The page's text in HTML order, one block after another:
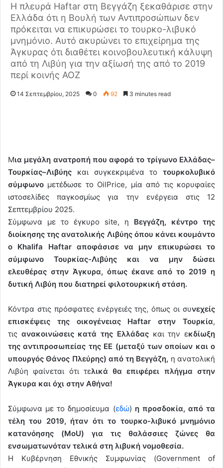
Η πλευρά Haftar στη Βεγγάζη ξεκαθάρισε στην
Ελλάδα ότι η Βουλή των Αντιπροσώπων δεν
πρόκειται να επικυρώσει το τουρκο-λιβυκό
μνημόνιο. Αυτό ακυρώνει το επιχείρημα της
Άγκυρας ότι διαθέτει κοινοβουλευτική κάλυψη
από τη Λιβύη για την αξίωσή της από το 2019
περί κοινής ΑΟΖ
14 Σεπτεμβρίου, 2025 0 92 3 minutes read
Μια μεγάλη ανατροπή που αφορά το τρίγωνο Ελλάδας–
Τουρκίας–Λιβύης και συγκεκριμένα το τουρκολυβικό
σύμφωνο μετέδωσε το OilPrice, μία από τις κορυφαίες
ιστοσελίδες παγκοσμίως για την ενέργεια στις 12
Σεπτεμβρίου 2025.
Σύμφωνα με το έγκυρο site, η Βεγγάζη, κέντρο της
διοίκησης της ανατολικής Λιβύης όπου κάνει κουμάντο
ο Khalifa Haftar αποφάσισε να μην επικυρώσει το
σύμφωνο Τουρκίας-Λιβύης και να μην δώσει
ελευθέρας στην Άγκυρα, όπως έκανε από το 2019 η
δυτική Λιβύη που διατηρεί φιλοτουρκική στάση.
Κόντρα στις πρόσφατες ενέργειές της, όπως οι συνεχείς
επισκέψεις της οικογένειας Haftar στην Τουρκία,
τις ανακοινώσεις κατά της Ελλάδαςκαι την εκδίωξη
της αντιπροσωπείας της ΕΕ (μεταξύ των οποίων και ο
υπουργός Θάνος Πλεύρης) από τη Βεγγάζη, η ανατολική
Λιβύη φαίνεται ότι τελικά θα επιφέρει πλήγμα στην
Άγκυρα και όχι στην Αθήνα!
Σύμφωνα με το δημοσίευμα (εδώ) η προσδοκία, από τα
τέλη του 2019, ήταν ότι το τουρκο-λιβυκό μνημόνιο
κατανόησης (MoU) για τις θαλάσσιες ζώνες θα
ενσωματωνόταν τελικά στη λιβυκή νομοθεσία.
Η Κυβέρνηση Εθνικής Συμφωνίας (Government of